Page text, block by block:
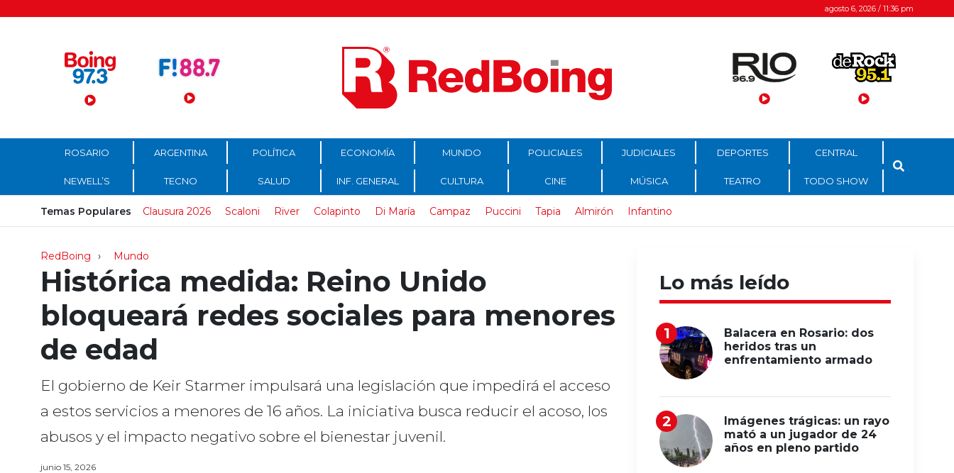
Menú Principal agosto 6, 2026 / 11:36 pm
ROSARIO ARGENTINA POLÍTICA ECONOMÍA MUNDO POLICIALES JUDICIALES DEPORTES CENTRAL
NEWELL’S TECNO SALUD INF. GENERAL CULTURA CINE MÚSICA TEATRO TODO SHOW
Temas Populares Clausura 2026 Scaloni River Colapinto Di María Campaz Puccini Tapia Almirón Infantino
RedBoing Mundo
Histórica medida: Reino Unido
bloqueará redes sociales para menores
de edad
El gobierno de Keir Starmer impulsará una legislación que impedirá el acceso
a estos servicios a menores de 16 años. La iniciativa busca reducir el acoso, los
abusos y el impacto negativo sobre el bienestar juvenil.
junio 15, 2026
Lo más leído
Balacera en Rosario: dos
heridos tras un
enfrentamiento armado
Imágenes trágicas: un rayo
mató a un jugador de 24
años en pleno partido